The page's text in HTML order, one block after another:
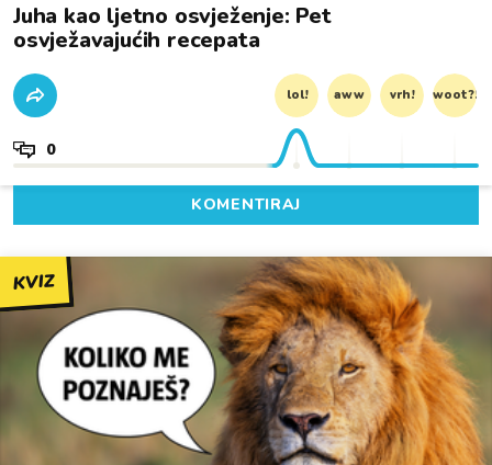
Juha kao ljetno osvježenje: Pet
osvježavajućih recepata
lol! aww vrh! woot?!
0
KOMENTIRAJ
KVIZ